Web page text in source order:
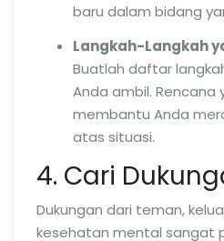
baru dalam bidang
Langkah-Langkah
Buatlah daftar
Anda ambil. Rencana
membantu Anda
atas situasi.
4. Cari
Dukungan dari teman,
kesehatan mental sangat